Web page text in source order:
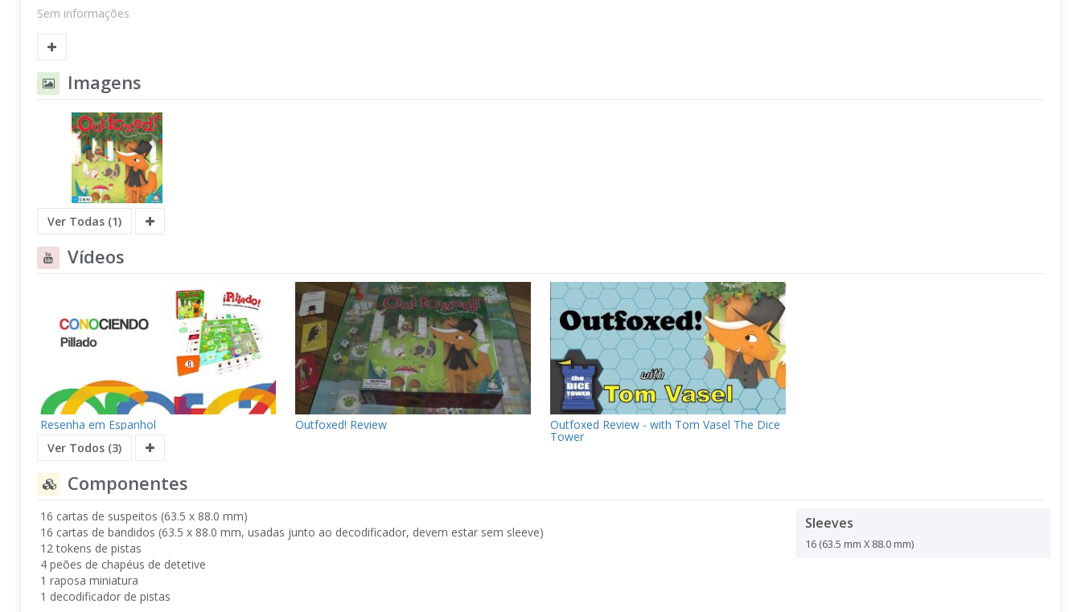
Sem informações
Imagens
Ver Todas (1)
Vídeos
Resenha em Espanhol Outfoxed! Review Outfoxed Review - with Tom Vasel The Dice
Tower
Ver Todos (3)
Componentes
16 cartas de suspeitos (63.5 x 88.0 mm)
16 cartas de bandidos (63.5 x 88.0 mm, usadas junto ao decodificador, devem estar sem sleeve)
12 tokens de pistas
4 peões de chapéus de detetive
1 raposa miniatura
1 decodificador de pistas
Sleeves
16 (63.5 mm X 88.0 mm)